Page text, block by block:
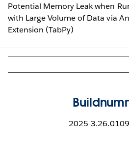
Potential Memory Leak when
with Large Volume of Data via
Extension (TabPy)
2025-